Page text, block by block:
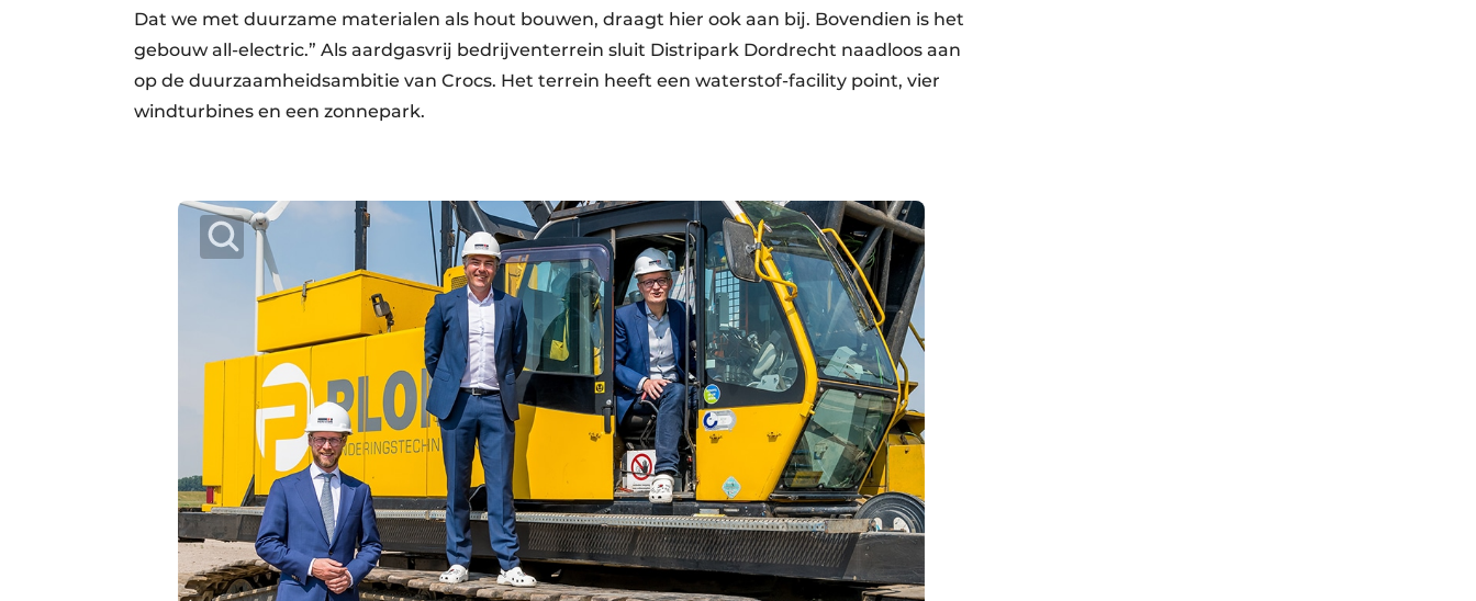
Dat we met duurzame materialen als hout bouwen, draagt hier ook aan bij. Bovendien is het
gebouw all-electric.” Als aardgasvrij bedrijventerrein sluit Distripark Dordrecht naadloos aan
op de duurzaamheidsambitie van Crocs. Het terrein heeft een waterstof-facility point, vier
windturbines en een zonnepark.